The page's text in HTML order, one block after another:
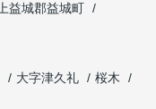
上益城郡益城町
大字津久礼
桜木